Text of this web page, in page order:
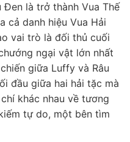
Đen là trở thành Vua Thế
cả danh hiệu Vua Hải
vai trò là đối thủ cuối
ngại vật lớn nhất
giữa Luffy và Râu
đầu giữa hai hải tặc mà
khác nhau về tương
tự do, một bên tìm